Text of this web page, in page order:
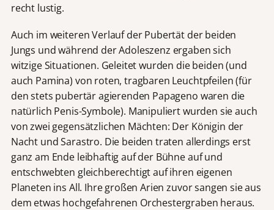
recht lustig.
Auch im weiteren Verlauf der Pubertät der beiden
Jungs und während der Adoleszenz ergaben sich
witzige Situationen. Geleitet wurden die beiden (und
auch Pamina) von roten, tragbaren Leuchtpfeilen (für
den stets pubertär agierenden Papageno waren die
natürlich Penis-Symbole). Manipuliert wurden sie auch
von zwei gegensätzlichen Mächten: Der Königin der
Nacht und Sarastro. Die beiden traten allerdings erst
ganz am Ende leibhaftig auf der Bühne auf und
entschwebten gleichberechtigt auf ihren eigenen
Planeten ins All. Ihre großen Arien zuvor sangen sie aus
dem etwas hochgefahrenen Orchestergraben heraus.